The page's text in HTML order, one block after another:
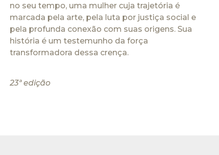
no seu tempo, uma mulher cuja trajetória é
marcada pela arte, pela luta por justiça social e
pela profunda conexão com suas origens. Sua
história é um testemunho da força
transformadora dessa crença.
23ª edição